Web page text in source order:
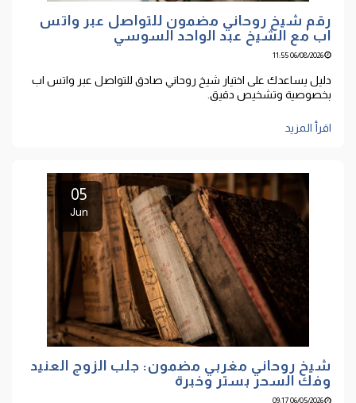
رقم شيخ روحاني مضمون للتواصل عبر واتس
اب مع الشيخ عبد الواحد السوسي
06/08/2026 11:55
دليل يساعدك على اختيار شيخ روحاني صادق للتواصل عبر واتس اب
بخصوصية وتشخيص دقيق.
اقرأ المزيد
05
Jun
شيخ روحاني مغربي مضمون: جلب الزوج العنيد
وفك السحر بستر وخبرة
06/05/2026 09:17